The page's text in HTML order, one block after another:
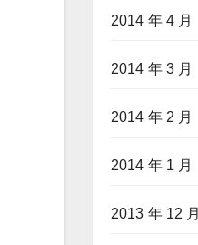
2014 年 4 月
2014 年 3 月
2014 年 2 月
2014 年 1 月
2013 年 12 月